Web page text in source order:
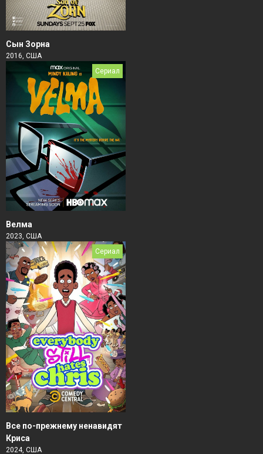
Сын Зорна
2016, США
Сериал
Велма
2023, США
Сериал
Все по-прежнему ненавидят
Криса
2024, США